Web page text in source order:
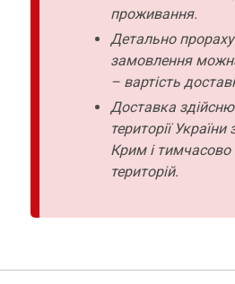
проживання.
Детально
замовлення
– вартість
Доставка
території
Крим і тимчасово
територій.